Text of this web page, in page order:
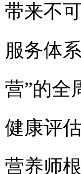
带来不
服务体
营”的全
健康评
营养师